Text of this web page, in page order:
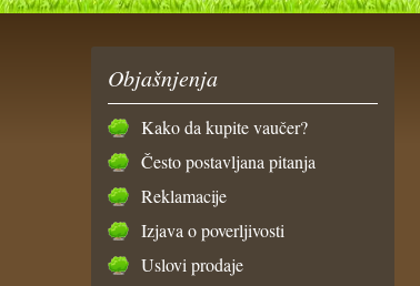
Objašnjenja
Kako da kupite vaučer?
Često postavljana pitanja
Reklamacije
Izjava o poverljivosti
Uslovi prodaje